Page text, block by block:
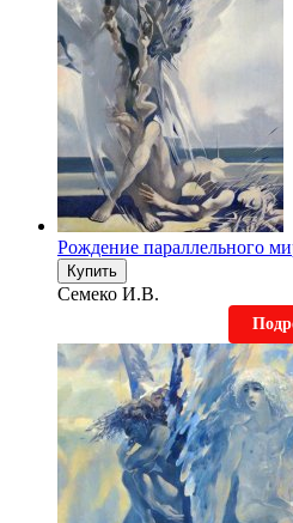
Рождение параллельного
Купить
Семеко И.В.